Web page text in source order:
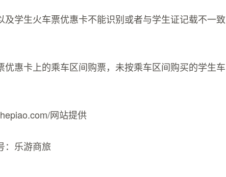
学生火车票优惠卡不能识别或者与学生证记载不一致
惠卡上的乘车区间购票，未按乘车区间购买的学生车
网站提供
：乐游商旅